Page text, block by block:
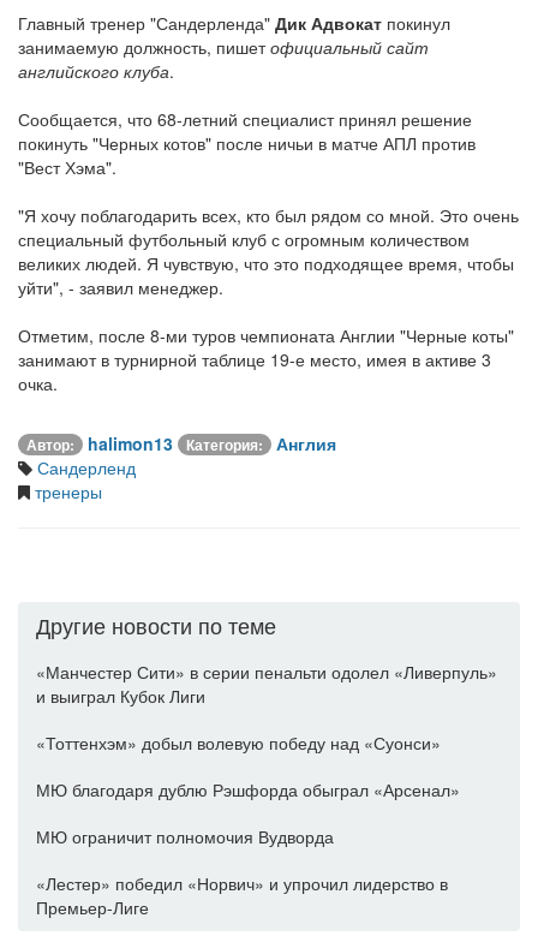
Главный тренер "Сандерленда" Дик Адвокат покинул
занимаемую должность, пишетофициальный сайт
английского клуба.
Сообщается, что 68-летний специалист принял решение
покинуть "Черных котов" после ничьи в матче АПЛ против
"Вест Хэма".
"Я хочу поблагодарить всех, кто был рядом со мной. Это очень
специальный футбольный клуб с огромным количеством
великих людей. Я чувствую, что это подходящее время, чтобы
уйти", - заявил менеджер.
Отметим, после 8-ми туров чемпионата Англии "Черные коты"
занимают в турнирной таблице 19-е место, имея в активе 3
очка.
Автор: halimon13 Категория:
Англия
Сандерленд
тренеры
Другие новости по теме
«Манчестер Сити» в серии пенальти одолел «Ливерпуль»
и выиграл Кубок Лиги
«Тоттенхэм» добыл волевую победу над «Суонси»
МЮ благодаря дублю Рэшфорда обыграл «Арсенал»
МЮ ограничит полномочия Вудворда
«Лестер» победил «Норвич» и упрочил лидерство в
Премьер-Лиге